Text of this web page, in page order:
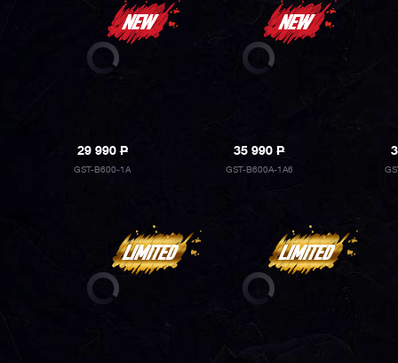
29 990P
GST-B600-1A
35 990P
GST-B600A-1A6